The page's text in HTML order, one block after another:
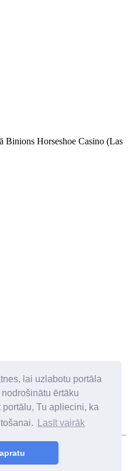
lai uzlabotu portāla
ērtāku
Tu apliecini, ka
Lasīt vairāk
Binions Horseshoe Casino (Las